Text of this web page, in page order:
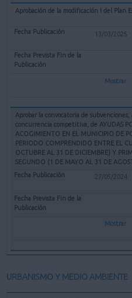
Aprobación de la modificación I del Plan
13/03/2025
Mostrar
Aprobar la convocatoria de
concurrencia competitiva, de AYUDAS
ACOGIMIENTO EN EL MUNICIPIO DE
PERIODO COMPRENDIDO ENTRE EL
OCTUBRE AL 31 DE DICIEMBRE) Y
SEGUNDO (1 DE MAYO AL 31 DE
27/05/2024
Mostrar
URBANISMO Y MEDIO AMBIENTE